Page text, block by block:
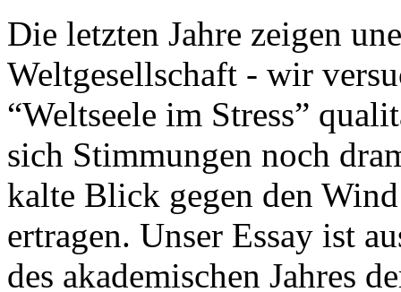
Die letzten Jahre zeigen
Weltgesellschaft - wir
“Weltseele im Stress”
sich Stimmungen noch
kalte Blick gegen den
ertragen. Unser Essay ist
des akademischen Jahres